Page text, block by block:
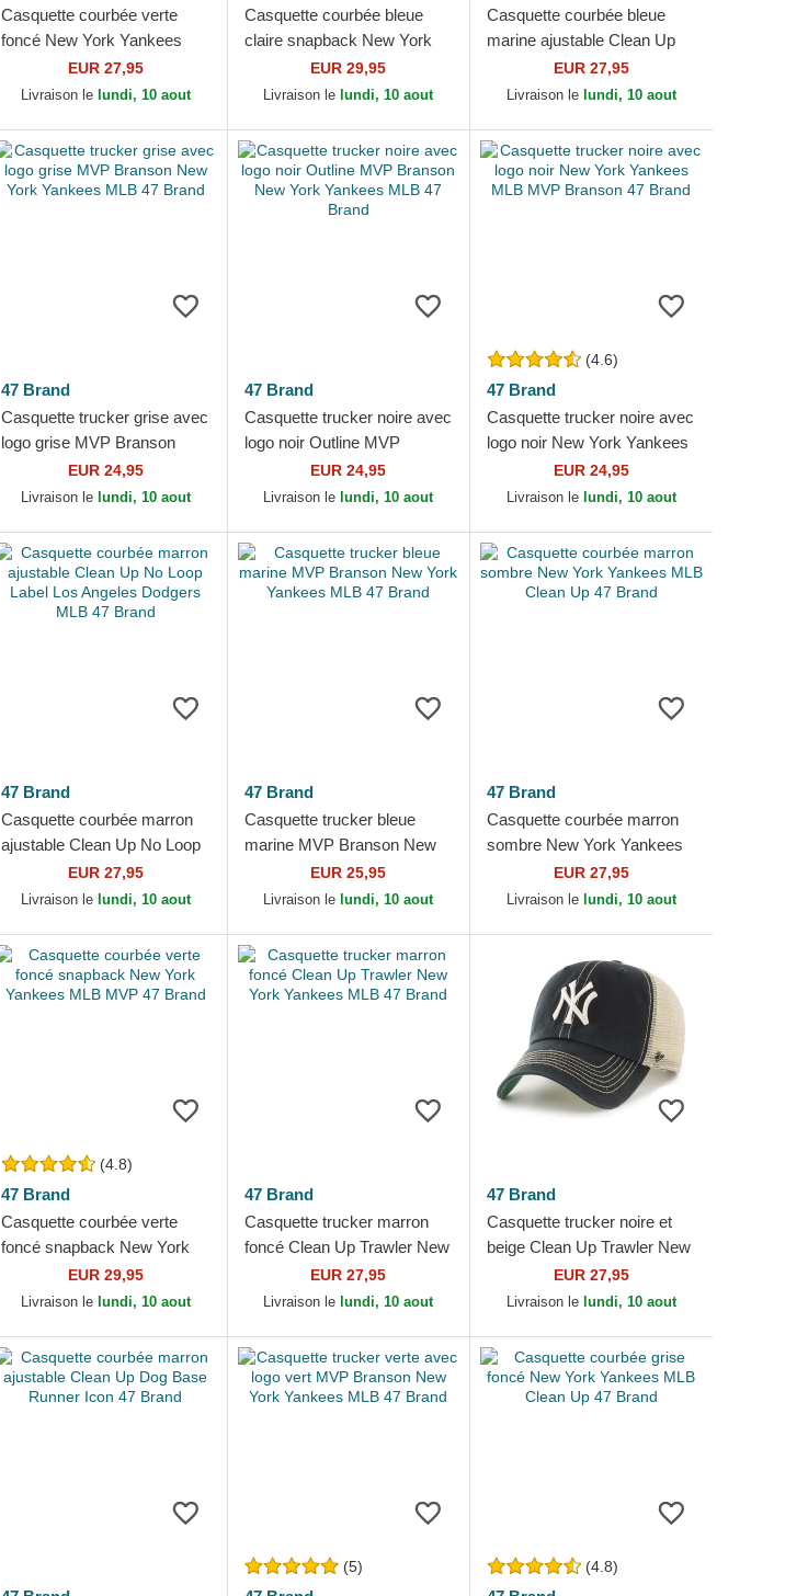
Casquette courbée verte
foncé New York Yankees
MLB Clean Up 47 Brand
EUR 27,95
Livraison le lundi, 10 aout
Casquette courbée bleue
claire snapback New York
Yankees MLB MVP 47
Brand
EUR 29,95
Livraison le lundi, 10 aout
Casquette courbée bleue
marine ajustable Clean Up
Base Runner Vintage New
York Yankees MLB 47 Brand
EUR 27,95
Livraison le lundi, 10 aout
47 Brand
Casquette trucker grise avec
logo grise MVP Branson
New York Yankees MLB 47
Brand
EUR 24,95
Livraison le lundi, 10 aout
47 Brand
Casquette trucker noire avec
logo noir Outline MVP
Branson New York Yankees
MLB 47 Brand
EUR 24,95
Livraison le lundi, 10 aout
(4.6)
47 Brand
Casquette trucker noire avec
logo noir New York Yankees
MLB MVP Branson 47 Brand
EUR 24,95
Livraison le lundi, 10 aout
47 Brand
Casquette courbée marron
ajustable Clean Up No Loop
Label Los Angeles Dodgers
MLB 47 Brand
EUR 27,95
Livraison le lundi, 10 aout
47 Brand
Casquette trucker bleue
marine MVP Branson New
York Yankees MLB 47 Brand
EUR 25,95
Livraison le lundi, 10 aout
47 Brand
Casquette courbée marron
sombre New York Yankees
MLB Clean Up 47 Brand
EUR 27,95
Livraison le lundi, 10 aout
(4.8)
47 Brand
Casquette courbée verte
foncé snapback New York
Yankees MLB MVP 47
Brand
EUR 29,95
Livraison le lundi, 10 aout
47 Brand
Casquette trucker marron
foncé Clean Up Trawler New
York Yankees MLB 47 Brand
EUR 27,95
Livraison le lundi, 10 aout
47 Brand
Casquette trucker noire et
beige Clean Up Trawler New
York Yankees MLB 47 Brand
EUR 27,95
Livraison le lundi, 10 aout
(5) (4.8)